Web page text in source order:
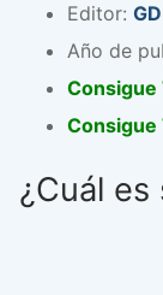
Editor:
Año de
Consigue
Consigue
¿Cuál